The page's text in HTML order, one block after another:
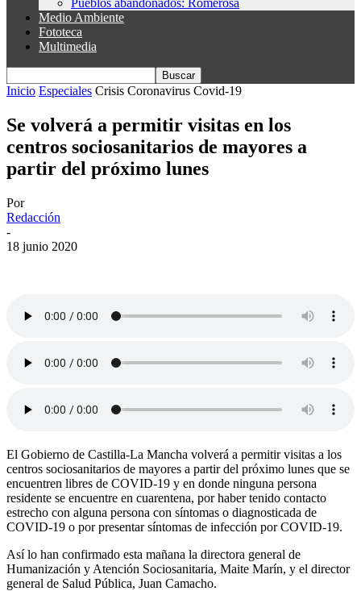
Pueblos abandonados: Romerosa
Medio Ambiente
Fototeca
Multimedia
Inicio Especiales Crisis Coronavirus Covid-19
Se volverá a permitir visitas en los
centros sociosanitarios de mayores a
partir del próximo lunes
Por
Redacción
-
18 junio 2020
El Gobierno de Castilla-La Mancha volverá a permitir visitas a los
centros sociosanitarios de mayores a partir del próximo lunes que se
encuentren libres de COVID-19 y en donde ninguna persona
residente se encuentre en cuarentena, por haber tenido contacto
estrecho con alguna persona con síntomas o diagnosticada de
COVID-19 o por presentar síntomas de infección por COVID-19.
Así lo han confirmado esta mañana la directora general de
Humanización y Atención Sociosanitaria, Maite Marín, y el director
general de Salud Pública, Juan Camacho.